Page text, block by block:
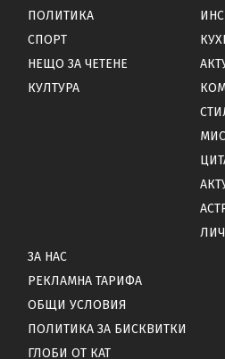
ПОЛИТИКА
СПОРТ
НЕЩО ЗА ЧЕТЕНЕ
КУЛТУРА
ЗА НАС
РЕКЛАМНА ТАРИФА
ОБЩИ УСЛОВИЯ
ПОЛИТИКА ЗА БИСКВИТКИ
ГЛОБИ ОТ КАТ